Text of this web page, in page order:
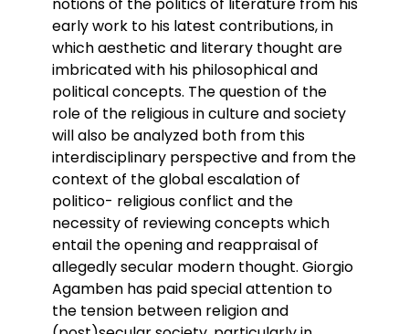
early work to his latest contributions, in
which aesthetic and literary thought are
imbricated with his philosophical and
political concepts. The question of the
role of the religious in culture and society
will also be analyzed both from this
interdisciplinary perspective and from the
context of the global escalation of
politico- religious conflict and the
necessity of reviewing concepts which
entail the opening and reappraisal of
allegedly secular modern thought. Giorgio
Agamben has paid special attention to
the tension between religion and